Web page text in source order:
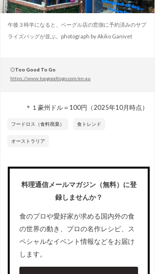
午後３時半になると、ベーグル店の窓側に予約済みのサプ
ライズバッグが並ぶ。photograph by Akiko Ganivet
◎Too Good To Go
https://www.toogoodtogo.com/en-au
＊１豪州ドル＝100円（2025年10月時点）
フードロス（食料廃棄） 食トレンド
オーストラリア
料理通信メールマガジン（無料）に登
録しませんか？
食のプロや愛好家が求める国内外の食
の世界の動き、プロの名作レシピ、ス
ペシャルなイベント情報などをお届け
します。